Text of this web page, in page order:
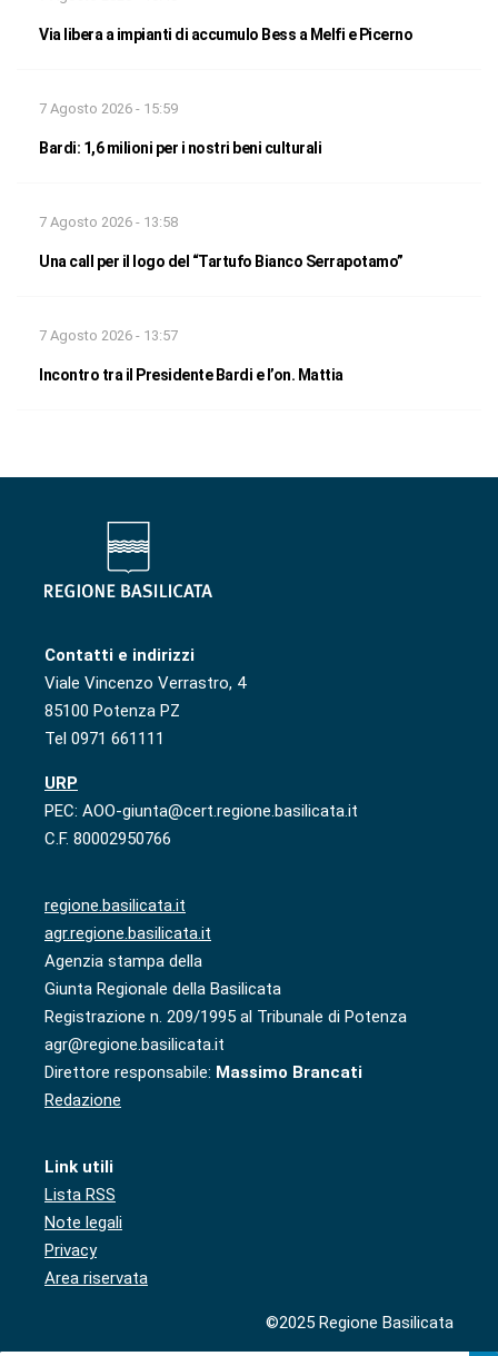
Via libera a impianti di accumulo Bess a Melfi e Picerno
7 Agosto 2026 - 15:59
Bardi: 1,6 milioni per i nostri beni culturali
7 Agosto 2026 - 13:58
Una call per il logo del “Tartufo Bianco Serrapotamo”
7 Agosto 2026 - 13:57
Incontro tra il Presidente Bardi e l’on. Mattia
Contatti e indirizzi
Viale Vincenzo Verrastro, 4
85100 Potenza PZ
Tel 0971 661111
URP
PEC: AOO-giunta@cert.regione.basilicata.it
C.F. 80002950766
regione.basilicata.it
agr.regione.basilicata.it
Agenzia stampa della
Giunta Regionale della Basilicata
Registrazione n. 209/1995 al Tribunale di Potenza
agr@regione.basilicata.it
Direttore responsabile: Massimo Brancati
Redazione
Link utili
Lista RSS
Note legali
Privacy
Area riservata
©2025 Regione Basilicata